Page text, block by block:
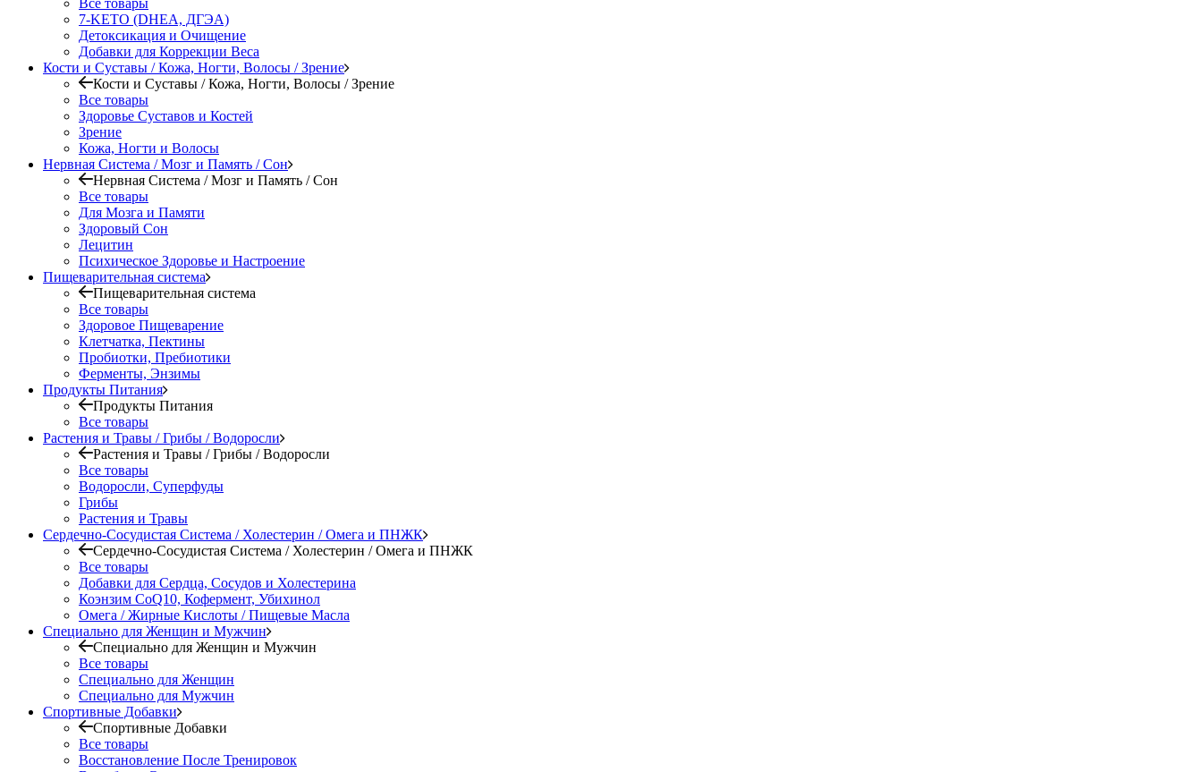
Все товары
7-KETO (DHEA, ДГЭА)
Детоксикация и Очищение
Добавки для Коррекции Веса
Кости и Суставы / Кожа, Ногти, Волосы / Зрение
Кости и Суставы / Кожа, Ногти, Волосы / Зрение
Все товары
Здоровье Суставов и Костей
Зрение
Кожа, Ногти и Волосы
Нервная Система / Мозг и Память / Сон
Нервная Система / Мозг и Память / Сон
Все товары
Для Мозга и Памяти
Здоровый Сон
Лецитин
Психическое Здоровье и Настроение
Пищеварительная система
Пищеварительная система
Все товары
Здоровое Пищеварение
Клетчатка, Пектины
Пробиотки, Пребиотики
Ферменты, Энзимы
Продукты Питания
Продукты Питания
Все товары
Растения и Травы / Грибы / Водоросли
Растения и Травы / Грибы / Водоросли
Все товары
Водоросли, Суперфуды
Грибы
Растения и Травы
Сердечно-Сосудистая Система / Холестерин / Омега и ПНЖК
Сердечно-Сосудистая Система / Холестерин / Омега и ПНЖК
Все товары
Добавки для Сердца, Сосудов и Холестерина
Коэнзим CoQ10, Кофермент, Убихинол
Омега / Жирные Кислоты / Пищевые Масла
Специально для Женщин и Мужчин
Специально для Женщин и Мужчин
Все товары
Специально для Женщин
Специально для Мужчин
Спортивные Добавки
Спортивные Добавки
Все товары
Восстановление После Тренировок